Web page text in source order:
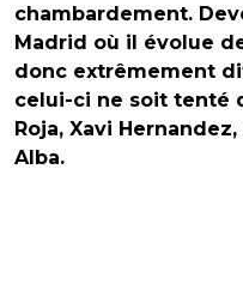
chambardement.
Madrid où il évolue
donc extrêmement
celui-ci ne soit tenté
Roja, Xavi
Alba.